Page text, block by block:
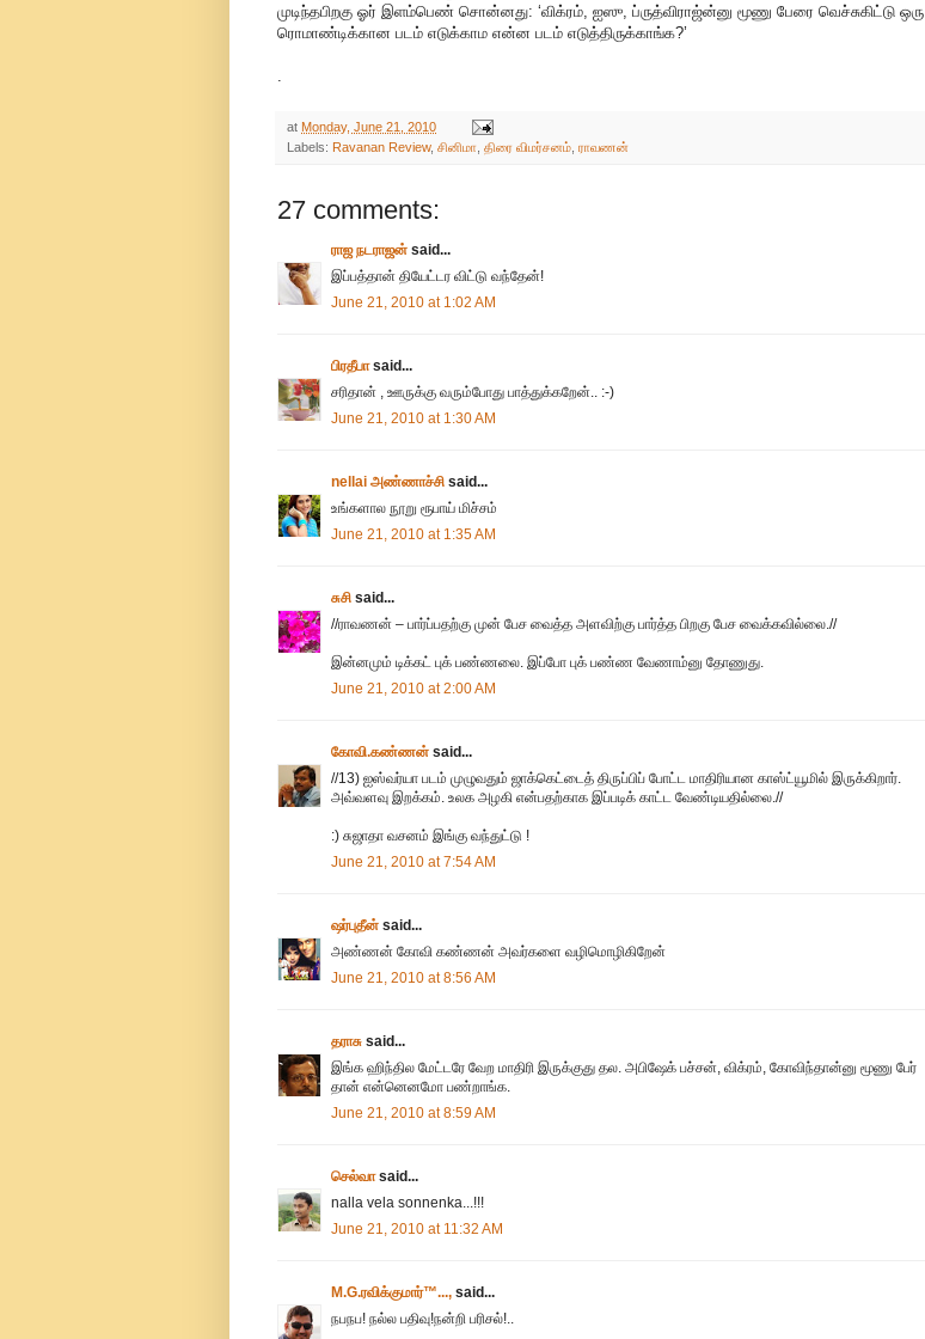
முடிந்தபிறகு ஓர் இளம்பெண் சொன்னது: ‘விக்ரம், ஐஸு, ப்ருத்விராஜ்ன்னு மூணு பேரை வெச்சுகிட்டு ஒரு
ரொமாண்டிக்கான படம் எடுக்காம என்ன படம் எடுத்திருக்காங்க?’
at Monday, June 21, 2010
Labels: Ravanan Review, சினிமா திரை விமர்சனம் ராவணன்
27 comments:
ராஜ நடராஜன் said...
இப்பத்தான் தியேட்டர விட்டு வந்தேன்!
June 21, 2010 at 1:02 AM
பிரதீபாsaid...
சரிதான் , ஊருக்கு வரும்போது பாத்துக்கறேன்.. :-)
June 21, 2010 at 1:30 AM
nellai அண்ணாச்சி said...
உங்களால நூறு ரூபாய் மிச்சம்
June 21, 2010 at 1:35 AM
சுசி said...
//ராவணன் – பார்ப்பதற்கு முன் பேச வைத்த அளவிற்கு பார்த்த பிறகு பேச வைக்கவில்லை.//
இன்னமும் டிக்கட் புக் பண்ணலை. இப்போ புக் பண்ண வேணாம்னு தோணுது.
June 21, 2010 at 2:00 AM
கோவி.கண்ணன் said...
//13) ஐஸ்வர்யா படம் முழுவதும் ஜாக்கெட்டைத் திருப்பிப் போட்ட மாதிரியான காஸ்ட்யூமில் இருக்கிறார்.
அவ்வளவு இறக்கம். உலக அழகி என்பதற்காக இப்படிக் காட்ட வேண்டியதில்லை.//
:) சுஜாதா வசனம் இங்கு வந்துட்டு !
June 21, 2010 at 7:54 AM
ஷர்புதீன் said...
அண்ணன் கோவி கண்ணன் அவர்களை வழிமொழிகிறேன்
June 21, 2010 at 8:56 AM
தராசு said...
இங்க ஹிந்தில மேட்டரே வேற மாதிரி இருக்குது தல. அபிஷேக் பச்சன், விக்ரம், கோவிந்தான்னு மூணு பேர்
தான் என்னெனமோ பண்றாங்க.
June 21, 2010 at 8:59 AM
செல்வாsaid...
nalla vela sonnenka...!!!
June 21, 2010 at 11:32 AM
M.G.ரவிக்குமார்™..., said...
நபநப! நல்ல பதிவு!நன்றி பரிசல்!..